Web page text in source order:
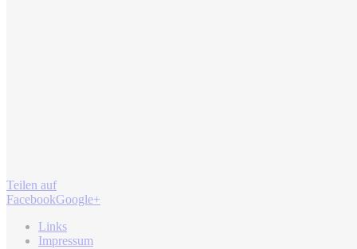
Teilen auf
FacebookGoogle+
Links
Impressum